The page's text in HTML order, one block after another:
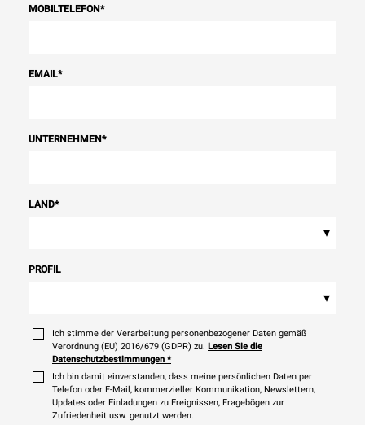
MOBILTELEFON*
EMAIL*
UNTERNEHMEN*
LAND*
▾
PROFIL
▾
Ich stimme der Verarbeitung personenbezogener Daten gemäß
Verordnung (EU) 2016/679 (GDPR) zu. Lesen Sie die
Datenschutzbestimmungen *
Ich bin damit einverstanden, dass meine persönlichen Daten per
Telefon oder E-Mail, kommerzieller Kommunikation, Newslettern,
Updates oder Einladungen zu Ereignissen, Fragebögen zur
Zufriedenheit usw. genutzt werden.